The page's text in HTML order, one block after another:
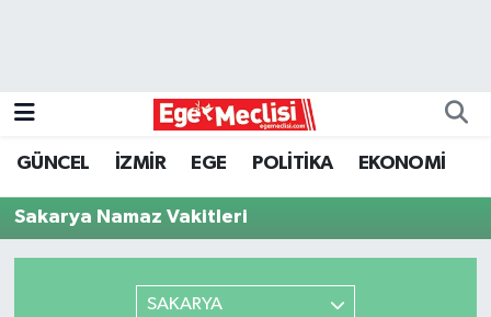
GÜNCEL İZMİR EGE POLİTİKA EKONOMİ
Sakarya Namaz Vakitleri
SAKARYA
GÜNCEL
ÖZEL HABER